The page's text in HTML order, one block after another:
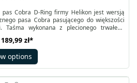
pas Cobra D-Ring firmy Helikon jest wersją
pasa Cobra pasującego do większości
Taśma wykonana z plecionego trwałego
ringowi wkomponowanemu w klamrę pas
dodatkową funkcjonalność. Do uchwytu
przytroczyć niezbędne akcesoria.
189,99 zł*
options